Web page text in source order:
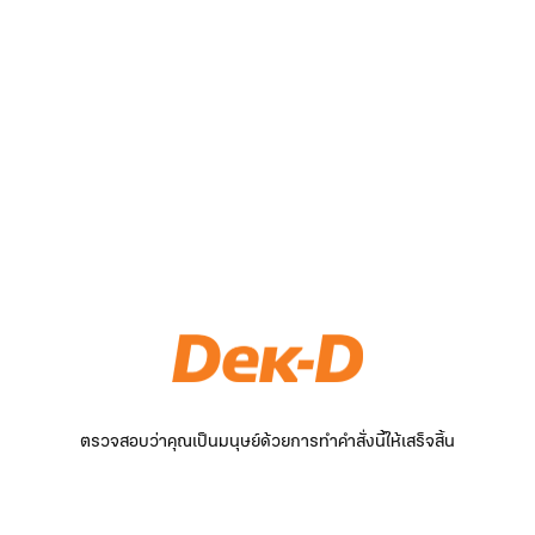
ตรวจสอบว่าคุณเป็นมนุษย์ด้วยการทำคำสั่งนี้ให้เสร็จสิ้น